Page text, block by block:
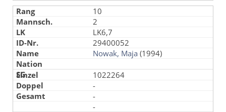
10
2
LK6,7
29400052
Nowak, Maja (1994)
1022264
-
-
-